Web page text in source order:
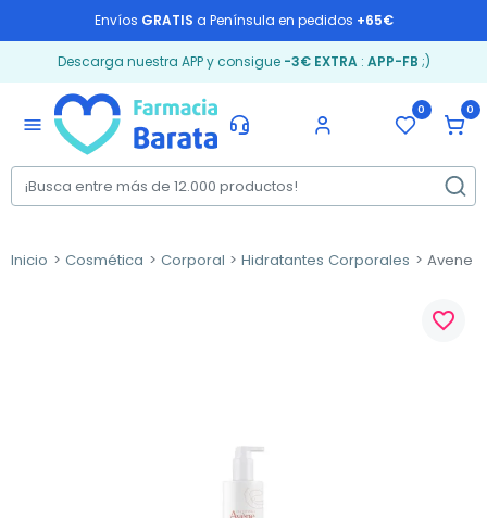
Envíos GRATIS a Península en pedidos +65€
Descarga nuestra APP y consigue -3€ EXTRA: APP-FB ;)
menu
0 0
Inicio Cosmética Corporal Hidratantes Corporales Avene
favorite_border